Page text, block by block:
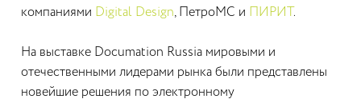
компаниями Digital Design, ПетроМС и ПИРИТ .
На выставке Documation Russia мировыми и
отечественными лидерами рынка были представлены
новейшие решения по электронному